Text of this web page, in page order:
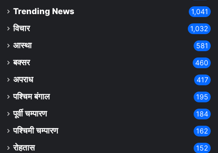
Trending News 1,041
विचार 1,032
आस्था 581
बक्सर 460
अपराध 417
पश्चिम बंगाल 195
पूर्वी चम्पारण 184
पश्चिमी चम्पारण 162
रोहतास 152